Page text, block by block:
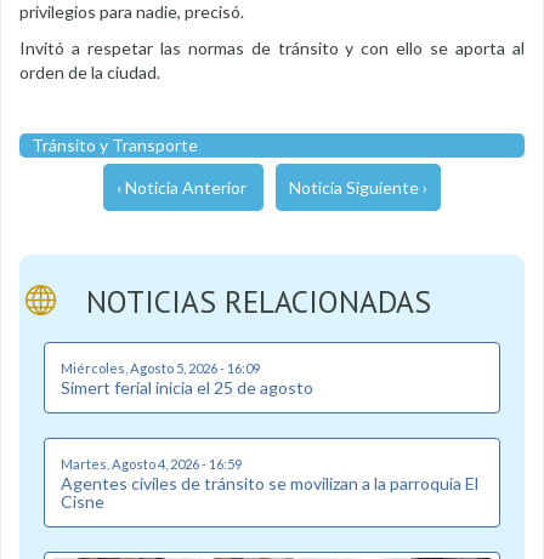
privilegios para nadie, precisó.
Invitó a respetar las normas de tránsito y con ello se aporta al
orden de la ciudad.
Tránsito y Transporte
‹ Noticia Anterior Noticia Siguiente ›
NOTICIAS RELACIONADAS
Miércoles, Agosto 5, 2026 - 16:09
Simert ferial inicia el 25 de agosto
Martes, Agosto 4, 2026 - 16:59
Agentes civiles de tránsito se movilizan a la parroquia El
Cisne